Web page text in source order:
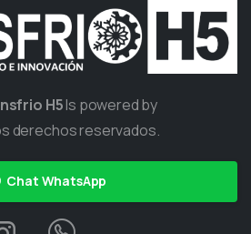
H5Is powered by
derechos reservados.
Chat WhatsApp